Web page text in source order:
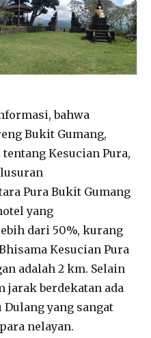
bahwa
Bukit Gumang,
Kesucian Pura,
Pura Bukit Gumang
yang
dari 50%, kurang
Kesucian Pura
adalah 2 km. Selain
jarak berdekatan ada
Dulang yang sangat
nelayan.